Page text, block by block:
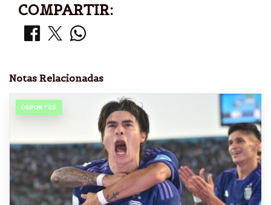
COMPARTIR:
Notas Relacionadas
DEPORTES